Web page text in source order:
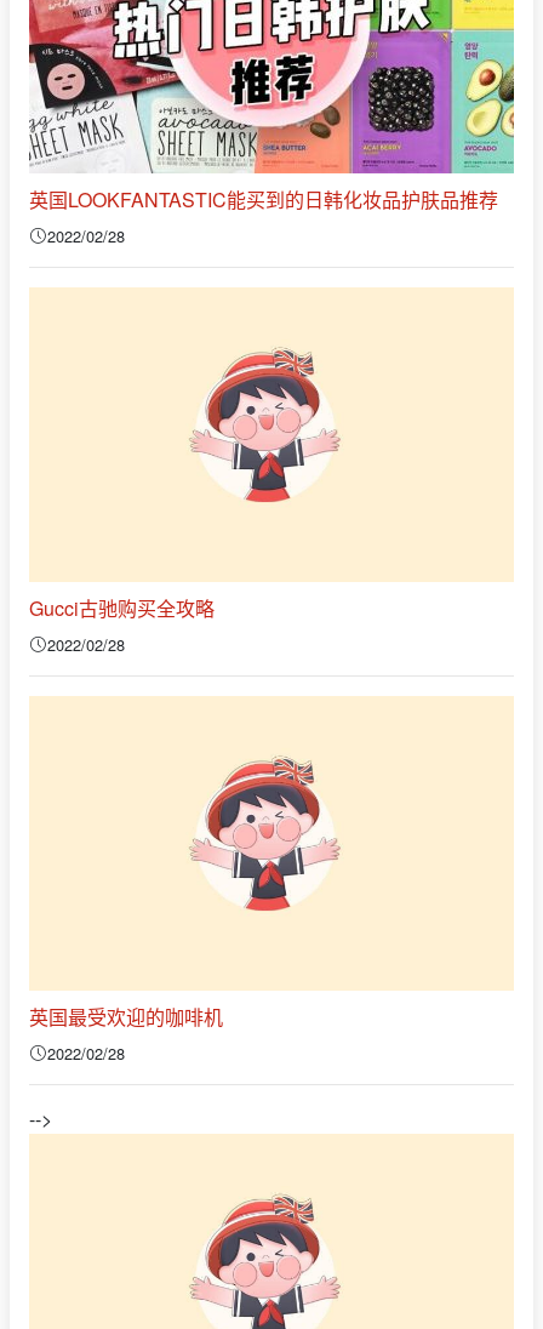
英国LOOKFANTASTIC能买到的日韩化妆品护肤品推荐
2022/02/28
Gucci古驰购买全攻略
2022/02/28
英国最受欢迎的咖啡机
2022/02/28
-->